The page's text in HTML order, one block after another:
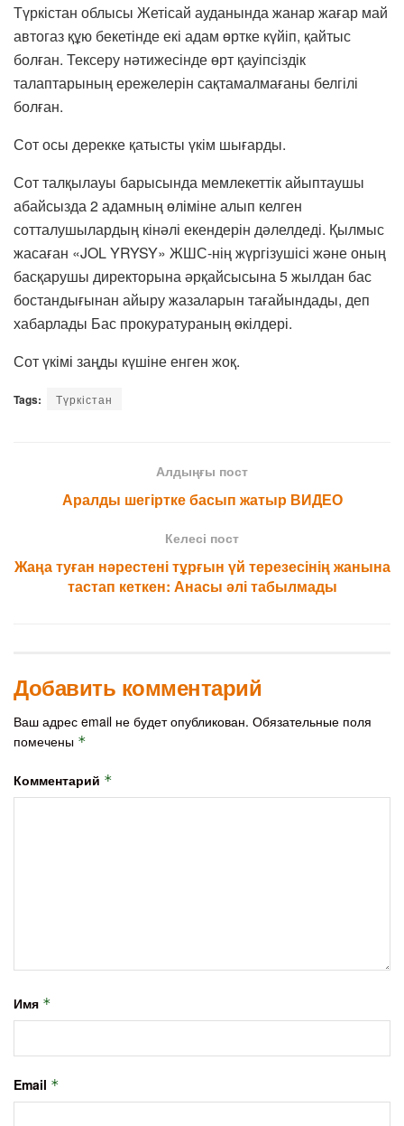
Түркістан облысы Жетісай ауданында жанар жағар май
автогаз құю бекетінде екі адам өртке күйіп, қайтыс
болған. Тексеру нәтижесінде өрт қауіпсіздік
талаптарының ережелерін сақтамалмағаны белгілі
болған.
Сот осы дерекке қатысты үкім шығарды.
Сот талқылауы барысында мемлекеттік айыптаушы
абайсызда 2 адамның өліміне алып келген
сотталушылардың кінәлі екендерін дәлелдеді. Қылмыс
жасаған «JOL YRYSY» ЖШС-нің жүргізушісі және оның
басқарушы директорына әрқайсысына 5 жылдан бас
бостандығынан айыру жазаларын тағайындады, деп
хабарлады Бас прокуратураның өкілдері.
Сот үкімі заңды күшіне енген жоқ.
Tags: Түркістан
Алдыңғы пост
Аралды шегіртке басып жатыр ВИДЕО
Келесі пост
Жаңа туған нәрестені тұрғын үй терезесінің жанына
тастап кеткен: Анасы әлі табылмады
Добавить комментарий
Ваш адрес email не будет опубликован. Обязательные поля
помечены *
Комментарий *
Имя *
Email *